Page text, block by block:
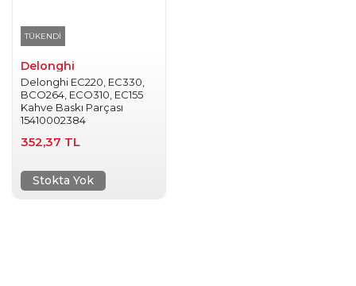
TÜKENDİ
Delonghi
Delonghi EC220, EC330,
BCO264, ECO310, EC155
Kahve Baskı Parçası
15410002384
352,37 TL
Stokta Yok